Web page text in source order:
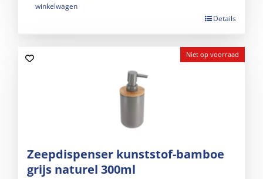
winkelwagen
Details
Niet op voorraad
Zeepdispenser kunststof-bamboe
grijs naturel 300ml